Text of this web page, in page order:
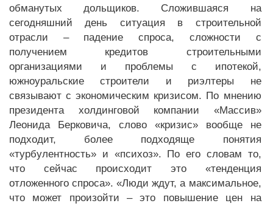
обманутых дольщиков. Сложившаяся на
сегодняшний день ситуация в строительной
отрасли – падение спроса, сложности с
получением кредитов строительными
организациями и проблемы с ипотекой,
южноуральские строители и риэлтеры не
связывают с экономическим кризисом. По мнению
президента холдинговой компании «Массив»
Леонида Берковича, слово «кризис» вообще не
подходит, более подходяще понятия
«турбулентность» и «психоз». По его словам то,
что сейчас происходит это «тенденция
отложенного спроса». «Люди ждут, а максимальное,
что может произойти – это повышение цен на